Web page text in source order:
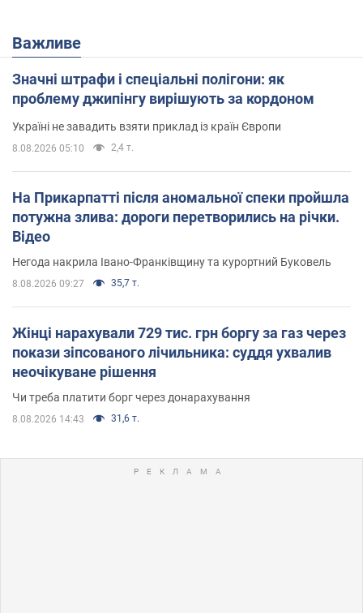
Важливе
Значні штрафи і спеціальні полігони: як
проблему джипінгу вирішують за кордоном
Україні не завадить взяти приклад із країн Європи
8.08.2026 05:10 2,4 т.
На Прикарпатті після аномальної спеки пройшла
потужна злива: дороги перетворились на річки.
Відео
Негода накрила Івано-Франківщину та курортний Буковель
8.08.2026 09:27 35,7 т.
Жінці нарахували 729 тис. грн боргу за газ через
покази зіпсованого лічильника: суддя ухвалив
неочікуване рішення
Чи треба платити борг через донарахування
8.08.2026 14:43 31,6 т.